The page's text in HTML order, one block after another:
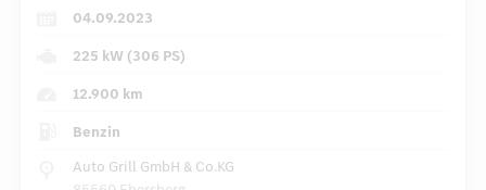
04.09.2023
225 kW (306 PS)
12.900 km
Benzin
Auto Grill GmbH & Co.KG